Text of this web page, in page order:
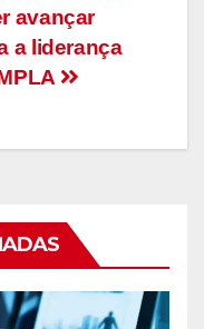
avançar
a liderança